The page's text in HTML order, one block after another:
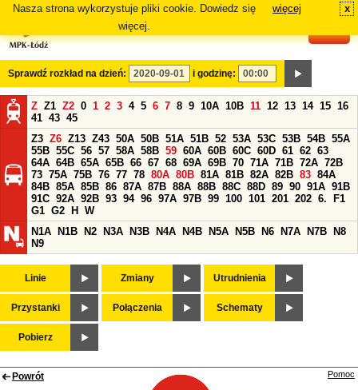
Nasza strona wykorzystuje pliki cookie. Dowiedz się
więcej.
więcej x
Sprawdź rozkład na dzień: i godzinę:
Z Z1 Z2 0 1 2 3 4 5 6 7 8 9 10A 10B 11 12 13 14 15 16
41 43 45
Z3 Z6 Z13 Z43 50A 50B 51A 51B 52 53A 53C 53B 54B 55A
55B 55C 56 57 58A 58B 59 60A 60B 60C 60D 61 62 63
64A 64B 65A 65B 66 67 68 69A 69B 70 71A 71B 72A 72B
73 75A 75B 76 77 78 80A 80B 81A 81B 82A 82B 83 84A
84B 85A 85B 86 87A 87B 88A 88B 88C 88D 89 90 91A 91B
91C 92A 92B 93 94 96 97A 97B 99 100 101 201 202 6.
F1
G1 G2 H
W
N1A
N1B N2 N3A N3B N4A N4B N5A N5B N6 N7A N7B
N8
N9
Linie Zmiany Utrudnienia
Przystanki Połączenia Schematy
Pobierz
Powrót Pomoc